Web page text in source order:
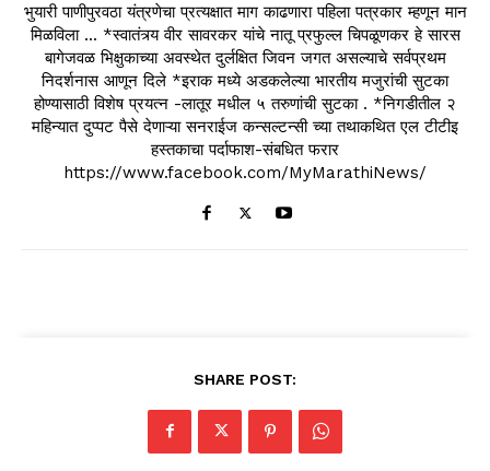
भुयारी पाणीपुरवठा यंत्रणेचा प्रत्यक्षात माग काढणारा पहिला पत्रकार म्हणून मान
मिळविला ... *स्वातंत्र्य वीर सावरकर यांचे नातू प्रफुल्ल चिपळूणकर हे सारस
बागेजवळ भिक्षुकाच्या अवस्थेत दुर्लक्षित जिवन जगत असल्याचे सर्वप्रथम
निदर्शनास आणून दिले *इराक मध्ये अडकलेल्या भारतीय मजुरांची सुटका
होण्यासाठी विशेष प्रयत्न -लातूर मधील ५ तरुणांची सुटका . *निगडीतील २
महिन्यात दुप्पट पैसे देणाऱ्या सनराईज कन्सल्टन्सी च्या तथाकथित एल टीटीइ
हस्तकाचा पर्दाफाश-संबधित फरार
https://www.facebook.com/MyMarathiNews/
SHARE POST: